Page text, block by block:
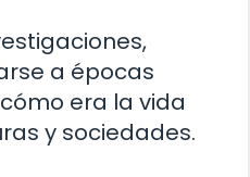
a épocas
era la vida
y sociedades.